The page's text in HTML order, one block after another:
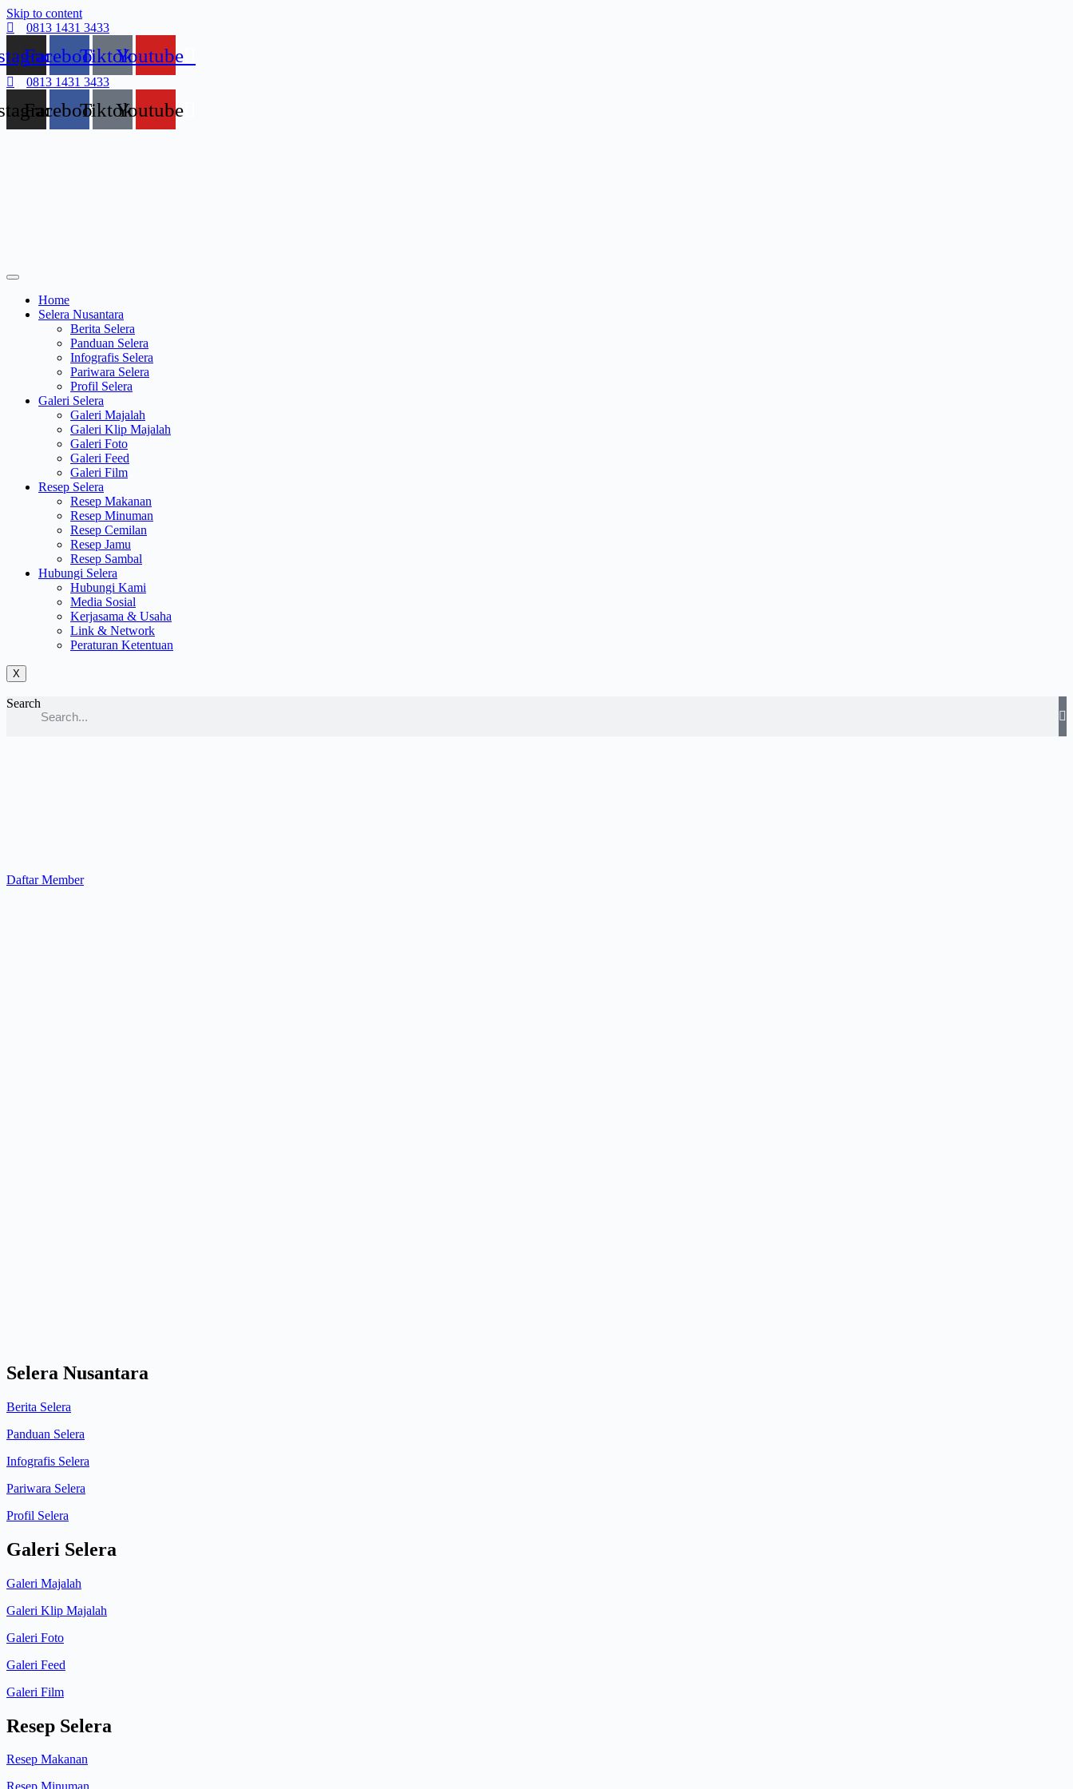
Skip to content
0813 1431 3433
FacebookTiktokYoutube
0813 1431 3433
FacebookTiktokYoutube
Home
Selera Nusantara
Berita Selera
Panduan Selera
Infografis Selera
Pariwara Selera
Profil Selera
Galeri Selera
Galeri Majalah
Galeri Klip Majalah
Galeri Foto
Galeri Feed
Galeri Film
Resep Selera
Resep Makanan
Resep Minuman
Resep Cemilan
Resep Jamu
Resep Sambal
Hubungi Selera
Hubungi Kami
Media Sosial
Kerjasama & Usaha
Link & Network
Peraturan Ketentuan
X
Search
Daftar Member
Selera Nusantara
Berita Selera
Panduan Selera
Infografis Selera
Pariwara Selera
Profil Selera
Galeri Selera
Galeri Majalah
Galeri Klip Majalah
Galeri Foto
Galeri Feed
Galeri Film
Resep Selera
Resep Makanan